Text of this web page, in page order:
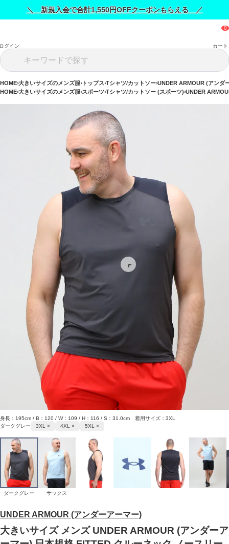
＼ 新規入会で合計1,550円OFFクーポンもらえる ／
グイン カート
HOME 大きいサイズのメンズ服 トップス Tシャツ/カットソー UNDER ARMOUR (アンダ
HOME 大きいサイズのメンズ服 スポーツ Tシャツ/カットソー (スポーツ) UNDER
UNDER ARMOUR (アンダーアーマー)
大きいサイズ メンズ UNDER ARMOUR (アンダーア
身長：195cm / B：120 / W：109 / H：116 / S：31.0cm 着用サイズ：3XL
ダークグレー
3XL × 4XL × 5XL ×
ダークグレー サックス